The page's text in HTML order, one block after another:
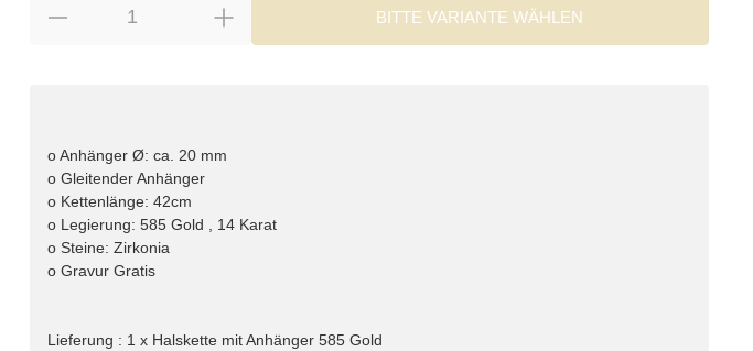
BITTE VARIANTE WÄHLEN
o Anhänger Ø: ca. 20 mm
o Gleitender Anhänger
o Kettenlänge: 42cm
o Legierung: 585 Gold , 14 Karat
o Steine: Zirkonia
o Gravur Gratis
Lieferung : 1 x Halskette mit Anhänger 585 Gold